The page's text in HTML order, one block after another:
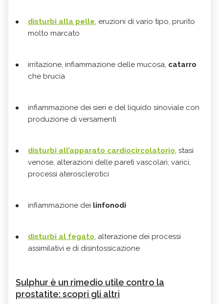
disturbi alla pelle, eruzioni di vario tipo, prurito
molto marcato
irritazione, infiammazione delle mucosa, catarro
che brucia
infiammazione dei sieri e del liquido sinoviale con
produzione di versamenti
disturbi all’apparato cardiocircolatorio, stasi
venose, alterazioni delle pareti vascolari, varici,
processi aterosclerotici
infiammazione dei linfonodi
disturbi al fegato, alterazione dei processi
assimilativi e di disintossicazione
Sulphur è un rimedio utile contro la
prostatite: scopri gli altri